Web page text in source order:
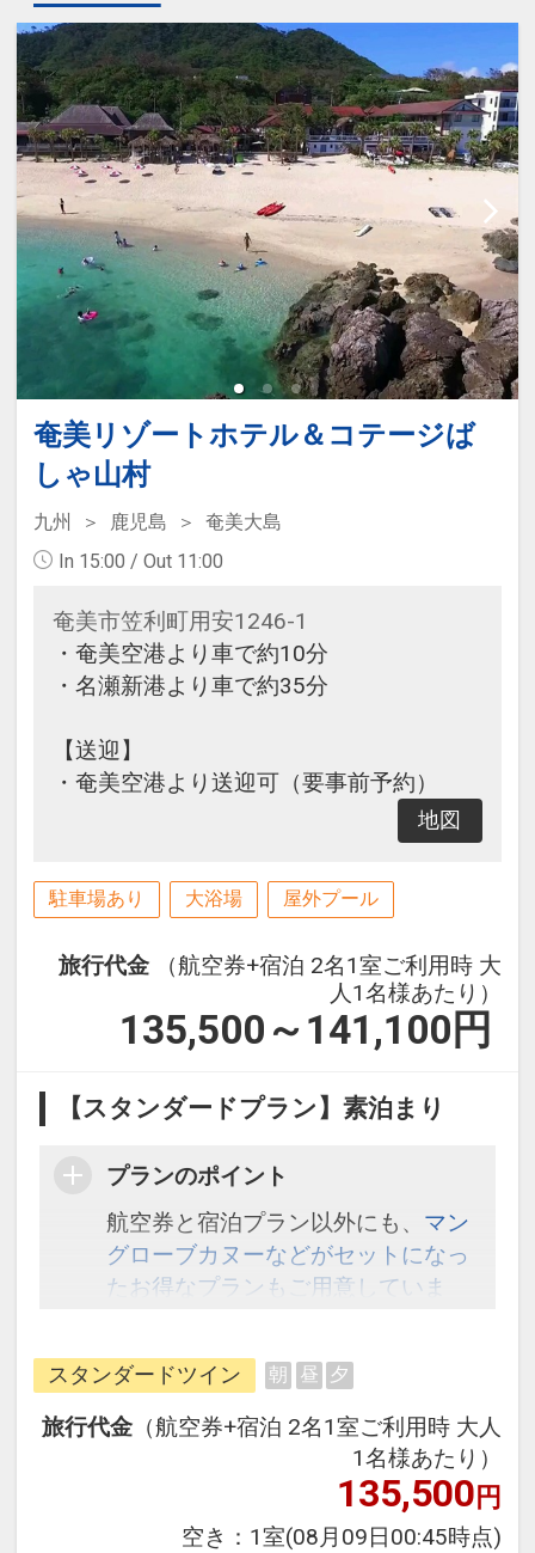
奄美リゾートホテル＆コテージば
しゃ山村
九州 鹿児島
奄美大島
In 15:00 / Out 11:00
奄美市笠利町用安1246-1
・奄美空港より車で約10分
・名瀬新港より車で約35分
【送迎】
・奄美空港より送迎可（要事前予約）
地図
駐車場あり 大浴場 屋外プール
旅行代金
（航空券+宿泊 2名1室ご利用時 大
人1名様あたり）
135,500～141,100 円
【スタンダードプラン】素泊まり
プランのポイント
航空券と宿泊プラン以外にも、 マン
グローブカヌーなどがセットになっ
たお得なプランもご用意していま
スタンダードツイン 朝 昼 夕
旅行代金 （航空券+宿泊 2名1室ご利用時 大人
1名様あたり）
135,500円
空き： 1室(08月09日00:45時点)